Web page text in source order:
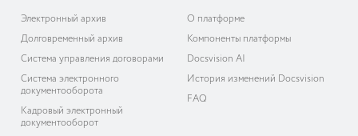
Электронный архив
Долговременный архив
Система управления договорами
Система электронного
документооборота
Кадровый электронный
документооборот
О платформе
Компоненты платформы
Docsvision AI
История изменений Docsvision
FAQ